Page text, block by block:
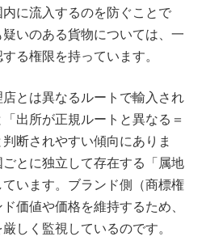
に流入するのを防ぐことで
いのある貨物については、一
る権限を持っています。
とは異なるルートで輸入され
出所が正規ルートと異なる＝
断されやすい傾向にありま
とに独立して存在する「属地
います。ブランド側（商標権
価値や価格を維持するため、
しく監視しているのです。